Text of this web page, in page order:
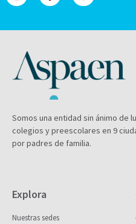
Somos una entidad sin ánimo de
colegios y preescolares en 9
por padres de familia.
Explora
Nuestras sedes